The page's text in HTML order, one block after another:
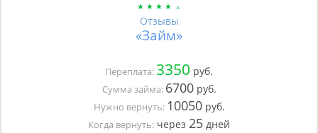
Отзывы
«Займ»
Переплата: 3350 руб.
Сумма займа: 6700руб.
Нужно вернуть: 10050руб.
Когда вернуть: через 25 дней